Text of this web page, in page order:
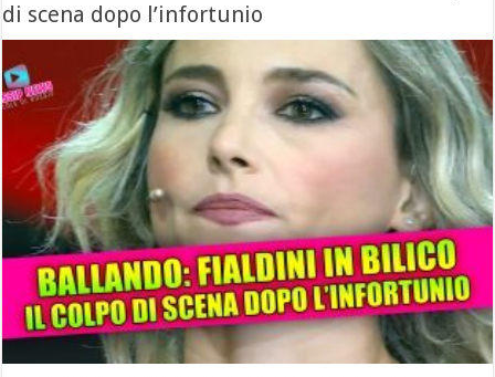
di scena dopo l’infortunio